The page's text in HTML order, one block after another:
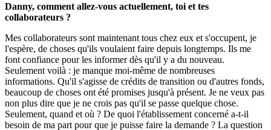
Danny, comment allez-vous actuellement, toi et tes
collaborateurs ?
Mes collaborateurs sont maintenant tous chez eux et s'occupent, je
l'espère, de choses qu'ils voulaient faire depuis longtemps. Ils me
font confiance pour les informer dès qu'il y a du nouveau.
Seulement voilà : je manque moi-même de nombreuses
informations. Qu'il s'agisse de crédits de transition ou d'autres fonds,
beaucoup de choses ont été promises jusqu'à présent. Je ne veux pas
non plus dire que je ne crois pas qu'il se passe quelque chose.
Seulement, quand et où ? De quoi l'établissement concerné a-t-il
besoin de ma part pour que je puisse faire la demande ? La question